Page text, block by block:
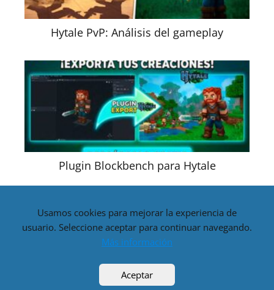
Hytale PvP: Análisis del gameplay
Plugin Blockbench para Hytale
Disclaimer: Esta web NO es oficial, es una Web hecha por
fans. Visiten hytale.com para ir a la web oficial! |
Usamos cookies para mejorar la experiencia de
usuario. Seleccione aceptar para continuar navegando.
Más información
Aceptar